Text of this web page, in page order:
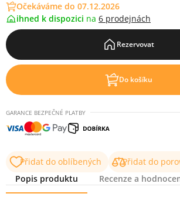
Očekáváme do 07.12.2026
ihned k dispozici na 6 prodejnách
Rezervovat
Do košíku
GARANCE BEZPEČNÉ PLATBY
Přidat do oblíbených
Přidat do
Popis produktu
Recenze a